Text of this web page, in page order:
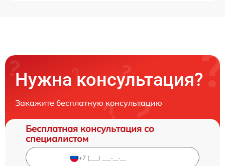
Нужна консультация?
Закажите бесплатную консультацию
Бесплатная консультация со
специалистом